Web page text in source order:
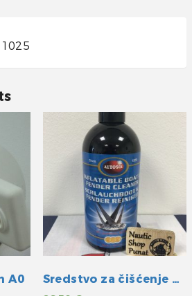
A0 Sredstvo za čišćenje gumenih površina